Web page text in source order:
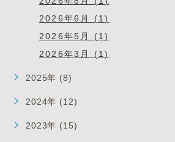
2026年6月 (1)
2026年5月 (1)
2026年3月 (1)
2025年 (8)
2024年 (12)
2023年 (15)